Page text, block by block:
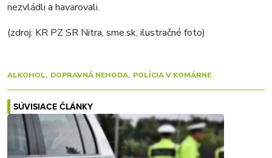
nezvládli a havarovali.
(zdroj: KR PZ SR Nitra, sme.sk, ilustračné foto)
ALKOHOL DOPRAVNÁ NEHODA POLÍCIA V KOMÁRNE
SÚVISIACE ČLÁNKY